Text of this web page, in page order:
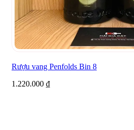
Rượu vang Penfolds Bin 8
1.220.000 ₫